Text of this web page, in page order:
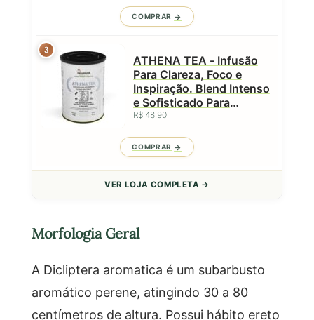
COMPRAR
3
ATHENA TEA - Infusão
Para Clareza, Foco e
Inspiração. Blend Intenso
e Sofisticado Para
Decisões Sábias e
R$ 48,90
COMPRAR
VER LOJA COMPLETA →
Morfologia Geral
A Dicliptera aromatica é um subarbusto
aromático perene, atingindo 30 a 80
centímetros de altura. Possui hábito ereto